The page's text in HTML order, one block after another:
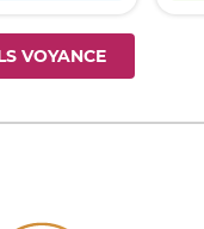
VOYANCE